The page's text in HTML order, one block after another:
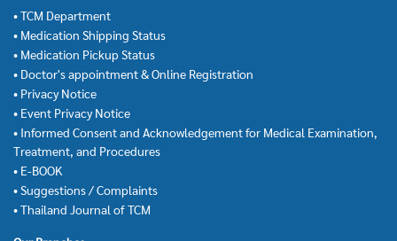
• TCM Department
• Medication Shipping Status
• Medication Pickup Status
• Doctor's appointment & Online Registration
• Privacy Notice
• Event Privacy Notice
• Informed Consent and Acknowledgement for Medical Examination,
Treatment, and Procedures
• E-BOOK
• Suggestions / Complaints
• Thailand Journal of TCM